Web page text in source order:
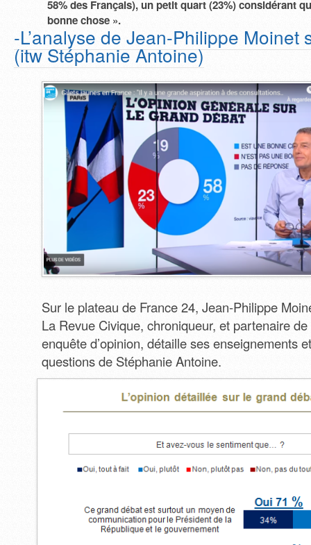
58% des Français), un petit quart (23%) considérant
bonne chose ».
-L’analyse de Jean-Philippe Moinet
(itw Stéphanie Antoine)
Sur le plateau de France 24, Jean-Philippe
La Revue Civique, chroniqueur, et partenaire
enquête d’opinion, détaille ses enseignements
questions de Stéphanie Antoine.